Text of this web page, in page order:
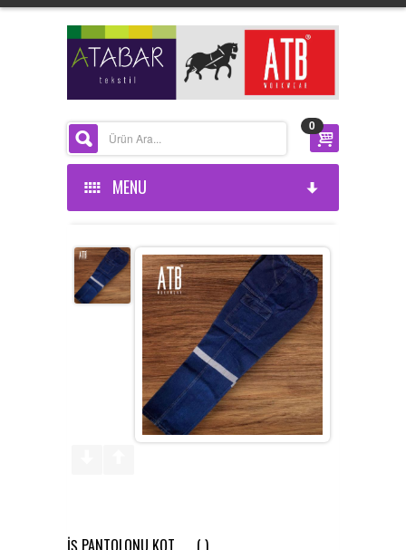
0
MENU
KURUMSAL
HAKKIMIZDA
BELGELERIMIZ
ÜRÜNLERİMİZ
REFERANSLAR
İŞ PANTOLONU KOT ( )